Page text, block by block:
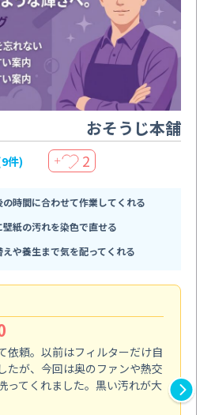
おそうじ本舗
件) ＋ 2
時間に合わせて作業してくれる
紙の汚れを染色で直せる
や養生まで気を配ってくれる
依頼。以前はフィルターだけ自
たが、今回は奥のファンや熱交
ってくれました。黒い汚れが大